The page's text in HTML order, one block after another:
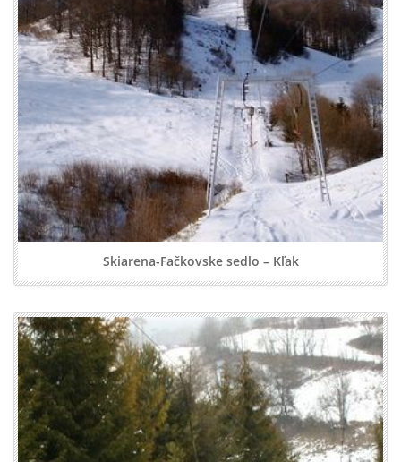
Skiarena-Fačkovske sedlo – Kľak